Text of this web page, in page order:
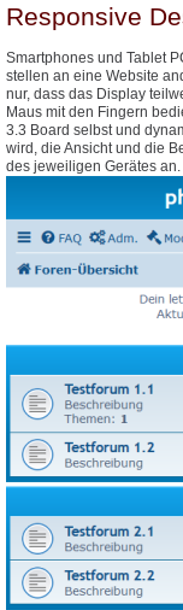
Responsive
Smartphones und Tablet
stellen an eine Website
nur, dass das Display
Maus mit den Fingern
3.3 Board selbst und
wird, die Ansicht und die
des jeweiligen Gerätes an.